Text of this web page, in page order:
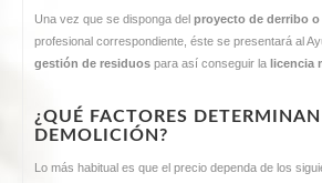
Una vez que se disponga del proyecto de derribo
profesional correspondiente, éste se presentará al
gestión de residuos para así conseguir la licencia
¿QUÉ FACTORES
DEMOLICIÓN?
Lo más habitual es que el precio dependa de los